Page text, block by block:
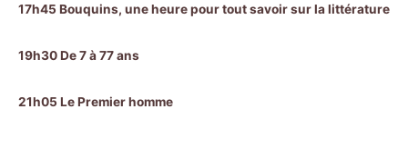
17h45 Bouquins, une heure pour tout savoir sur la littérature
19h30 De 7 à 77 ans
21h05 Le Premier homme